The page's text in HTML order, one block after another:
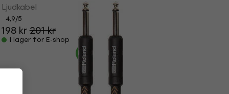
Ljudkabel
4,9/5
198 kr201 kr
I lager för E-shop